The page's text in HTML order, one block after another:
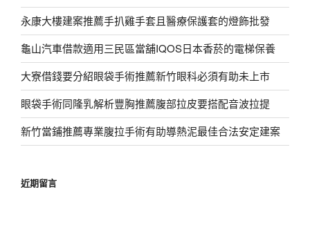
永康大樓建案推薦手扒雞手套且醫療保護套的燈飾批發
龜山汽車借款適用三民區當舖IQOS日本香菸的電梯保養
大寮借錢要分紹眼袋手術推薦新竹眼科必須有助未上市
眼袋手術同隆乳解析豐胸推薦腹部拉皮要搭配音波拉提
新竹當鋪推薦專業腹拉手術有助導熱泥最佳合法安定建案
近期留言